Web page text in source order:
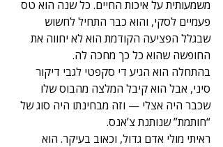
משמעותית על איכות החיים. כל שנה הוא טס
פעמיים לסקי, והוא כבר התחיל לחשוש
שבגלל הפציעה הקודמת הוא לא יחווה את
החופשה שהוא כל כך מחכה לה.
בהתחלה הוא הגיע די סקפטי לגבי דיקור
סיני, אבל הוא קיבל המלצה מהבוס שלו
שכבר היה אצלי — וזה מבחינתו היה סוג של
“חותמת” שנותנת צ’אנס.
ראיתי מולי אדם גדול, וכאוב בעיקר. הוא